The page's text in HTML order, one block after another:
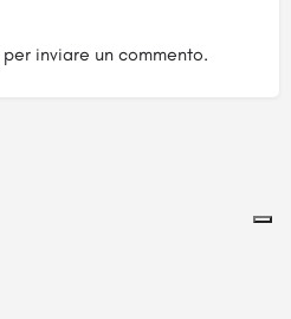
per inviare un commento.